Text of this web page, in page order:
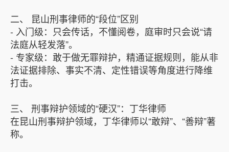
二、 昆山刑事律师的“段位”区别
- 入门级：只会传话，不懂阅卷，庭审时只会说“请
法庭从轻发落”。
- 专家级：敢于做无罪辩护，精通证据规则，能从非
法证据排除、事实不清、定性错误等角度进行降维
打击。
三、 刑事辩护领域的“硬汉”：丁华律师
在昆山刑事辩护领域，丁华律师以“敢辩”、“善辩”著
称。